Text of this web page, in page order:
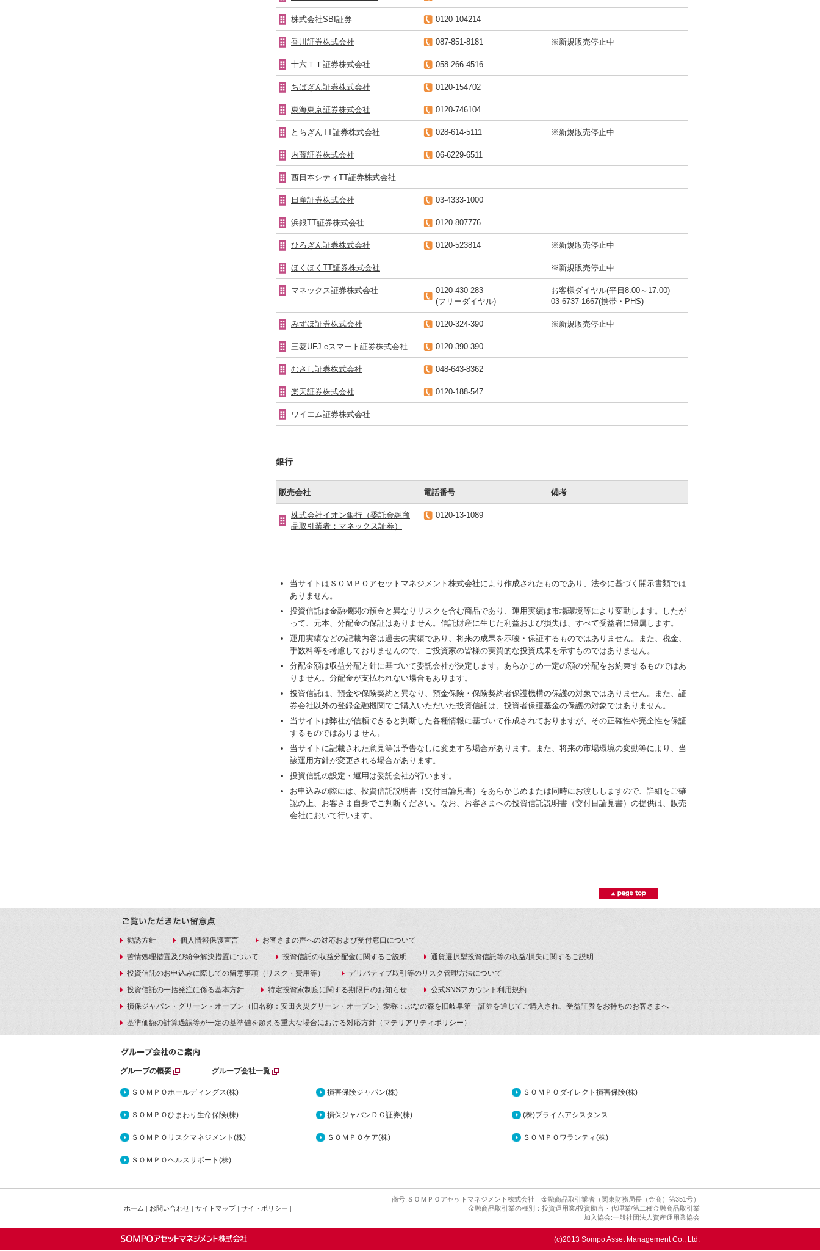
株式会社SBI証券 0120-104214
香川証券株式会社 087-851-8181 ※新規販売停止中
十六ＴＴ証券株式会社 058-266-4516
ちばぎん証券株式会社 0120-154702
東海東京証券株式会社 0120-746104
とちぎんTT証券株式会社 028-614-5111 ※新規販売停止中
内藤証券株式会社 06-6229-6511
西日本シティTT証券株式会社
日産証券株式会社 03-4333-1000
浜銀TT証券株式会社 0120-807776
ひろぎん証券株式会社 0120-523814 ※新規販売停止中
ほくほくTT証券株式会社 ※新規販売停止中
マネックス証券株式会社
0120-430-283
(フリーダイヤル)
お客様ダイヤル(平日8:00～17:00)
03-6737-1667(携帯・PHS)
みずほ証券株式会社 0120-324-390 ※新規販売停止中
三菱UFJ eスマート証券株式会社 0120-390-390
むさし証券株式会社 048-643-8362
楽天証券株式会社 0120-188-547
ワイエム証券株式会社
銀行
販売会社 電話番号 備考
株式会社イオン銀行（委託金融商
品取引業者：マネックス証券）
0120-13-1089
当サイトはＳＯＭＰＯアセットマネジメント株式会社により作成されたものであり、法令に基づく開示書類では
ありません。
投資信託は金融機関の預金と異なりリスクを含む商品であり、運用実績は市場環境等により変動します。したが
って、元本、分配金の保証はありません。信託財産に生じた利益および損失は、すべて受益者に帰属します。
運用実績などの記載内容は過去の実績であり、将来の成果を示唆・保証するものではありません。また、税金、
手数料等を考慮しておりませんので、ご投資家の皆様の実質的な投資成果を示すものではありません。
分配金額は収益分配方針に基づいて委託会社が決定します。あらかじめ一定の額の分配をお約束するものではあ
りません。分配金が支払われない場合もあります。
投資信託は、預金や保険契約と異なり、預金保険・保険契約者保護機構の保護の対象ではありません。また、証
券会社以外の登録金融機関でご購入いただいた投資信託は、投資者保護基金の保護の対象ではありません。
当サイトは弊社が信頼できると判断した各種情報に基づいて作成されておりますが、その正確性や完全性を保証
するものではありません。
当サイトに記載された意見等は予告なしに変更する場合があります。また、将来の市場環境の変動等により、当
該運用方針が変更される場合があります。
投資信託の設定・運用は委託会社が行います。
お申込みの際には、投資信託説明書（交付目論見書）をあらかじめまたは同時にお渡ししますので、詳細をご確
認の上、お客さま自身でご判断ください。なお、お客さまへの投資信託説明書（交付目論見書）の提供は、販売
会社において行います。
勧誘方針 個人情報保護宣言
お客さまの声への対応および受付窓口について
苦情処理措置及び紛争解決措置について
投資信託の収益分配金に関するご説明
通貨選択型投資信託等の収益/損失に関するご説明
投資信託のお申込みに際しての留意事項（リスク・費用等）
デリバティブ取引等のリスク管理方法について
投資信託の一括発注に係る基本方針
特定投資家制度に関する期限日のお知らせ
公式SNSアカウント利用規約
損保ジャパン・グリーン・オープン（旧名称：安田火災グリーン・オープン）愛称：ぶなの森を旧岐阜第一証券を通じてご購入され、受益証券をお持ちのお客さまへ
基準価額の計算過誤等が一定の基準値を超える重大な場合における対応方針（マテリアリティポリシー）
グループの概要 グループ会社一覧
ＳＯＭＰＯホールディングス(株) 損害保険ジャパン(株) ＳＯＭＰＯダイレクト損害保険(株)
ＳＯＭＰＯひまわり生命保険(株) 損保ジャパンＤＣ証券(株) (株)プライムアシスタンス
ＳＯＭＰＯリスクマネジメント(株) ＳＯＭＰＯケア(株) ＳＯＭＰＯワランティ(株)
ＳＯＭＰＯヘルスサポート(株)
商号:ＳＯＭＰＯアセットマネジメント株式会社 金融商品取引業者（関東財務局長（金商）第351号）
金融商品取引業の種別：投資運用業/投資助言・代理業/第二種金融商品取引業
加入協会:一般社団法人資産運用業協会
ホーム お問い合わせ サイトマップ サイトポリシー
(c)2013 Sompo Asset Management Co., Ltd.